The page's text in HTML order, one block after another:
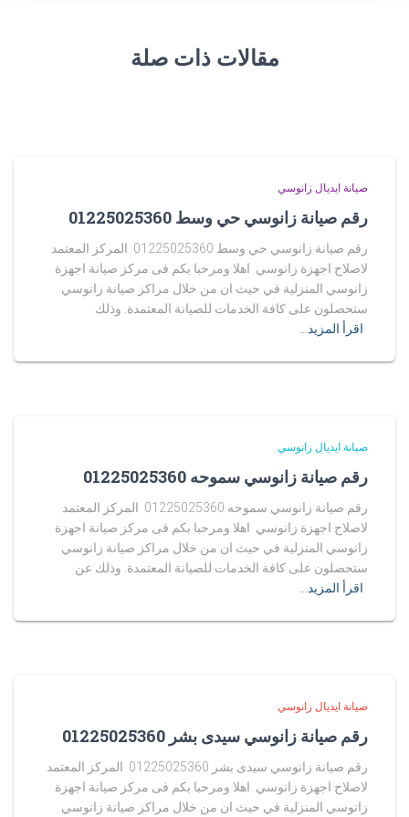
مقالات ذات صلة
صيانة ايديال زانوسي
رقم صيانة زانوسي حي وسط 01225025360
رقم صيانة زانوسي حي وسط 01225025360 المركز المعتمد
لاصلاح اجهزة زانوسي اهلا ومرحبا بكم فى مركز صيانة اجهزة
زانوسي المنزلية في حيث ان من خلال مراكز صيانة زانوسي
ستحصلون على كافة الخدمات للصيانة المعتمدة. وذلك
اقرأ المزيد…
صيانة ايديال زانوسي
رقم صيانة زانوسي سموحه 01225025360
رقم صيانة زانوسي سموحه 01225025360 المركز المعتمد
لاصلاح اجهزة زانوسي اهلا ومرحبا بكم فى مركز صيانة اجهزة
زانوسي المنزلية في حيث ان من خلال مراكز صيانة زانوسي
ستحصلون على كافة الخدمات للصيانة المعتمدة. وذلك عن
اقرأ المزيد…
صيانة ايديال زانوسي
رقم صيانة زانوسي سيدى بشر 01225025360
رقم صيانة زانوسي سيدى بشر 01225025360 المركز المعتمد
لاصلاح اجهزة زانوسي اهلا ومرحبا بكم فى مركز صيانة اجهزة
زانوسي المنزلية في حيث ان من خلال مراكز صيانة زانوسي